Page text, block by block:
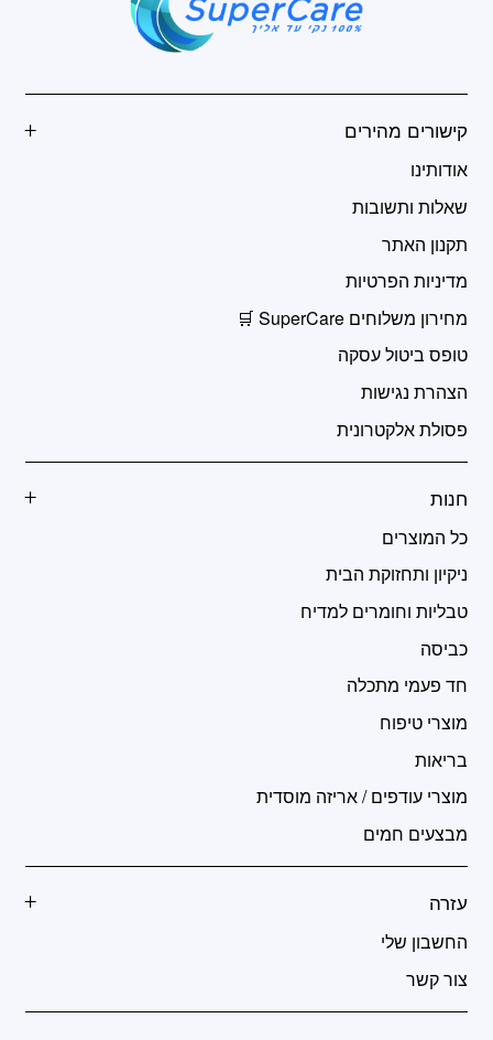
קישורים מהירים
אודותינו
שאלות ותשובות
תקנון האתר
מדיניות הפרטיות
מחירון משלוחים SuperCare 🛒
טופס ביטול עסקה
הצהרת נגישות
פסולת אלקטרונית
חנות
כל המוצרים
ניקיון ותחזוקת הבית
טבליות וחומרים למדיח
כביסה
חד פעמי מתכלה
מוצרי טיפוח
בריאות
מוצרי עודפים / אריזה מוסדית
מבצעים חמים
עזרה
החשבון שלי
צור קשר